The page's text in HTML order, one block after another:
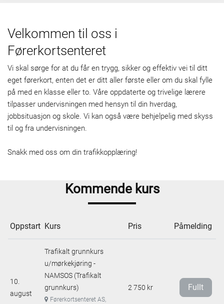
Velkommen til oss i
Førerkortsenteret
Vi skal sørge for at du får en trygg, sikker og effektiv vei til ditt
eget førerkort, enten det er ditt aller første eller om du skal fylle
på med en klasse eller to. Våre oppdaterte og trivelige lærere
tilpasser undervisningen med hensyn til din hverdag,
jobbsituasjon og skole. Vi kan også være behjelpelig med skyss
til og fra undervisningen.
Snakk med oss om din trafikkopplæring!
Kommende kurs
Oppstart Kurs Pris Påmelding
10.
august
Trafikalt grunnkurs
u/mørkekjøring -
NAMSOS (Trafikalt
grunnkurs)
Førerkortsenteret AS,
2 750 kr Fullt